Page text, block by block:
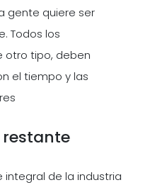
gente quiere ser
Todos los
otro tipo, deben
el tiempo y las
de la industria